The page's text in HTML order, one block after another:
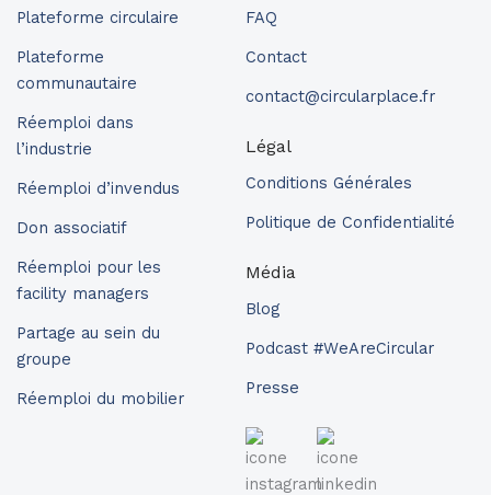
Plateforme circulaire
Plateforme
communautaire
Réemploi dans
l’industrie
Réemploi d’invendus
Don associatif
Réemploi pour les
facility managers
Partage au sein du
groupe
Réemploi du mobilier
FAQ
Contact
contact@circularplace.fr
Légal
Conditions Générales
Politique de Confidentialité
Média
Blog
Podcast #WeAreCircular
Presse